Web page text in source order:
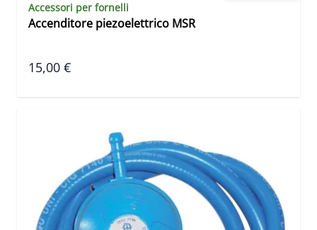
Accessori per fornelli
Accenditore piezoelettrico MSR
15,00 €